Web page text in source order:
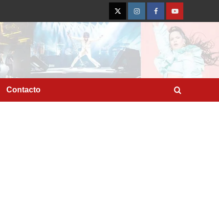
TwitterInstagramFacebookYouTube
Contacto